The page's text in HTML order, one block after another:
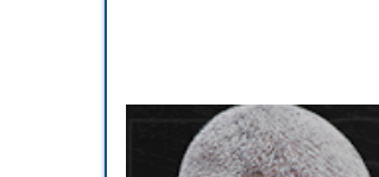
Dá pra ver